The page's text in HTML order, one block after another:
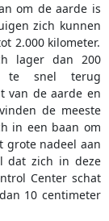
om de aarde is
zich kunnen
2.000 kilometer.
lager dan 200
te snel terug
van de aarde en
de meeste
in een baan om
grote nadeel aan
dat zich in deze
Center schat
10 centimeter